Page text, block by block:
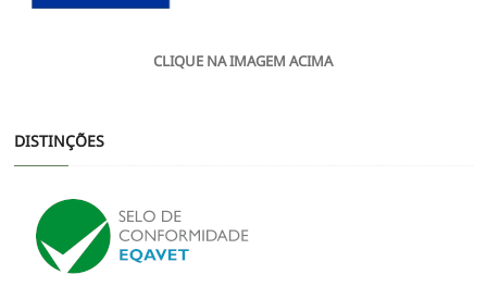
CLIQUE NA IMAGEM ACIMA
DISTINÇÕES